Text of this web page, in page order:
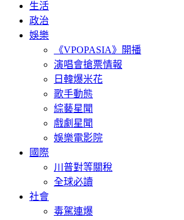
生活
政治
娛樂
《VPOPASIA》開播
演唱會搶票情報
日韓爆米花
歌手動態
綜藝星聞
戲劇星聞
娛樂電影院
國際
川普對等關稅
全球必讀
社會
毒駕連爆